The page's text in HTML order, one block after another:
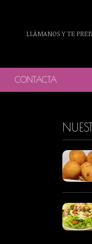
LLÁMANOS Y TE
CONTACTA